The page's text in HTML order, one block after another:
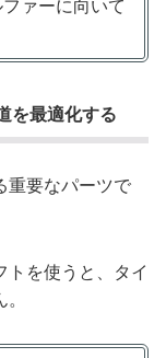
ァーに向いて
を最適化する
重要なパーツで
トを使うと、タイ